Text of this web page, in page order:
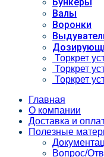
Валы
Воронки
Торкрет
Торкрет
Торкрет
Главная
О компании
Доставка и
Полезные
Вопрос/